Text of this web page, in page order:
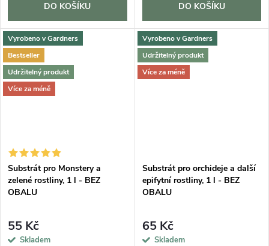
DO KOŠÍKU DO KOŠÍKU
Vyrobeno v Gardners
Bestseller
Udržitelný produkt
Více za méně
Substrát pro Monstery a
zelené rostliny, 1 l - BEZ
OBALU
55 Kč
Skladem
Vyrobeno v Gardners
Udržitelný produkt
Více za méně
Substrát pro orchideje a další
epifytní rostliny, 1 l - BEZ
OBALU
65 Kč
Skladem